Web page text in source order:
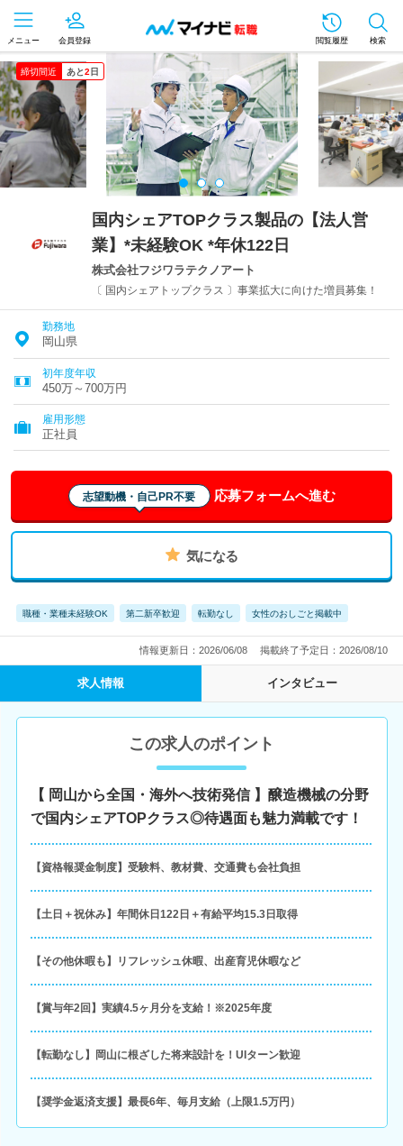
メニュー 会員登録 閲覧履歴 検索
締切間近 あと2 日
国内シェアTOPクラス製品の【法人営
業】*未経験OK *年休122日
株式会社フジワラテクノアート
〔 国内シェアトップクラス 〕事業拡大に向けた増員募集！
勤務地
岡山県
初年度年収
450万～700万円
雇用形態
正社員
志望動機・自己PR不要 応募フォームへ進む
気になる
職種・業種未経験OK 第二新卒歓迎 転勤なし 女性のおしごと掲載中
情報更新日：2026/06/08 掲載終了予定日：2026/08/10
求人情報 インタビュー
この求人のポイント
【 岡山から全国・海外へ技術発信 】醸造機械の分野
で国内シェアTOPクラス◎待遇面も魅力満載です！
【資格報奨金制度】受験料、教材費、交通費も会社負担
【土日＋祝休み】年間休日122日＋有給平均15.3日取得
【その他休暇も】リフレッシュ休暇、出産育児休暇など
【賞与年2回】実績4.5ヶ月分を支給！※2025年度
【転勤なし】岡山に根ざした将来設計を！UIターン歓迎
【奨学金返済支援】最長6年、毎月支給（上限1.5万円）